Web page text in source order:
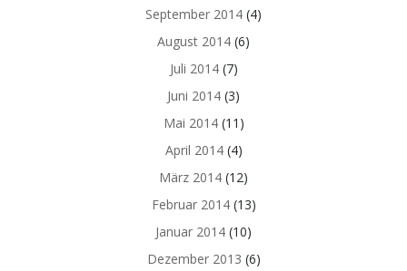
September 2014 (4)
August 2014 (6)
Juli 2014(7)
Juni 2014 (3)
Mai 2014(11)
April 2014(4)
März 2014 (12)
Februar 2014(13)
Januar 2014 (10)
Dezember 2013 (6)